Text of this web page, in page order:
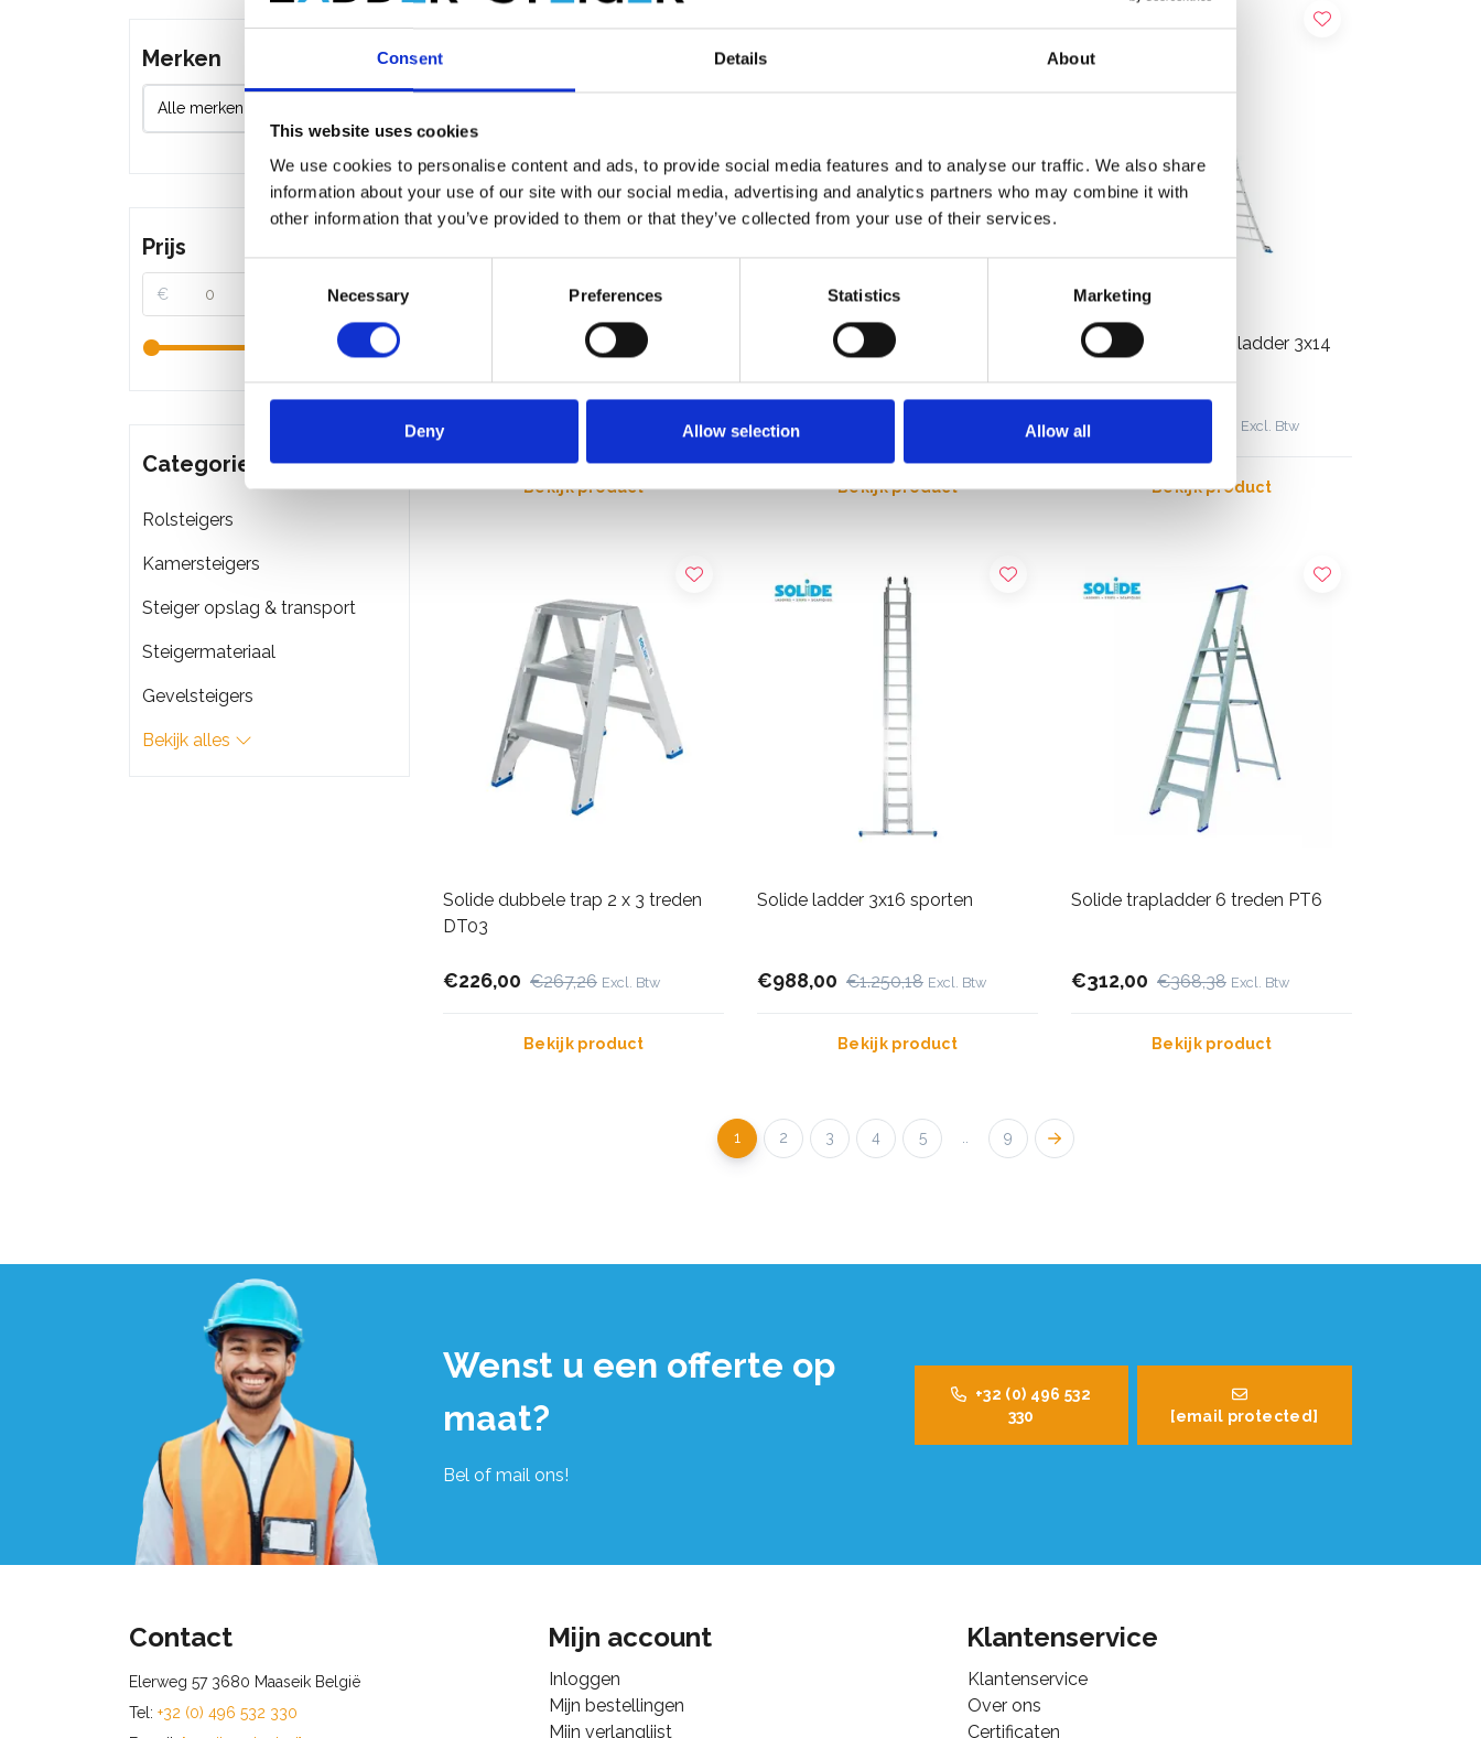
Consent Details About
This website uses cookies
We use cookies to personalise content and ads, to provide social media features and to analyse our traffic. We also share
information about your use of our site with our social media, advertising and analytics partners who may combine it with
other information that you’ve provided to them or that they’ve collected from your use of their services.
Consent
Necessary Preferences Statistics Marketing
Deny Allow selection Allow all
Solide trapladder 10 treden PT10
€497,00
Bekijk product
Solide dakladder set 7 m
€750,00
Bekijk product
Solide omvormbare ladder 3x14
€870,00 Excl. Btw
Bekijk product
Solide dubbele trap 2 x 3 treden
DT03
€226,00 €267,26 Excl. Btw
Bekijk product
Solide ladder 3x16 sporten
€988,00 €1.250,18 Excl. Btw
Bekijk product
Solide trapladder 6 treden PT6
€312,00 €368,38 Excl. Btw
Bekijk product
1 2 3 4 5 .. 9
Merken
Prijs
€
Categorieën
Rolsteigers
Kamersteigers
Steiger opslag & transport
Steigermateriaal
Gevelsteigers
Bekijk alles
Wenst u een offerte op
maat?
Bel of mail ons!
+32 (0) 496 532
330
[email protected]
Contact
Elerweg 57 3680 Maaseik België
Tel: +32 (0) 496 532 330
Mijn account
Inloggen
Mijn bestellingen
Mijn verlanglijst
Klantenservice
Klantenservice
Over ons
Certificaten